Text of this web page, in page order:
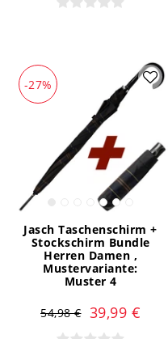
-27%
Jasch Taschenschirm +
Stockschirm Bundle
Herren Damen ,
Mustervariante:
Muster 4
54,98 € 39,99 €